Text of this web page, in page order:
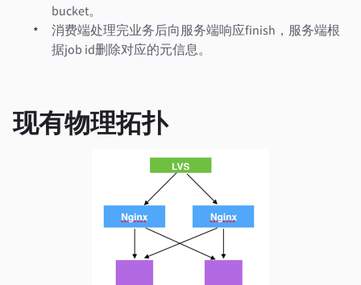
bucket。
消费端处理完业务后向服务端响应finish，服务端根
据job id删除对应的元信息。
现有物理拓扑